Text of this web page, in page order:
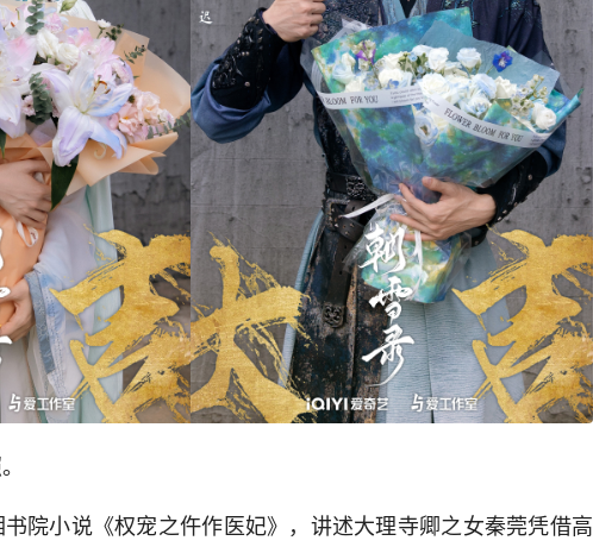
院小说《权宠之仵作医妃》，讲述大理寺卿之女秦莞凭借高